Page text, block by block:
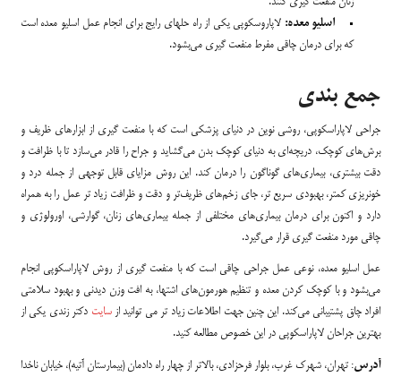
اسلیو معده: لاپاروسکوپی یکی از راه حلهای رایج برای انجام عمل اسلیو معده است
که برای درمان چاقی مفرط منفعت گیری می‌بشود.
جمع بندی
جراحی لاپاراسکوپی، روشی نوین در دنیای پزشکی است که با منفعت گیری از ابزارهای ظریف و
برش‌های کوچک، دریچه‌ای به دنیای کوچک بدن می‌گشاید و جراح را قادر می‌سازد تا با ظرافت و
دقت بیشتری، بیماری‌های گوناگون را درمان کند. این روش مزایای قابل توجهی از جمله درد و
خونریزی کمتر، بهبودی سریع تر، جای زخم‌های ظریف‌تر و دقت و ظرافت زیاد تر عمل را به همراه
دارد و اکنون برای درمان بیماری‌های مختلفی از جمله بیماری‌های زنان، گوارشی، اورولوژی و
چاقی مورد منفعت گیری قرار می‌گیرد.
عمل اسلیو معده، نوعی عمل جراحی چاقی است که با منفعت گیری از روش لاپاراسکوپی انجام
می‌بشود و با کوچک کردن معده و تنظیم هورمون‌های اشتها، به افت وزن دیدنی و بهبود سلامتی
افراد چاق پشتیبانی می‌کند. این چنین جهت اطلاعات زیاد تر می توانید ازسایت دکتر زندی یکی از
بهترین جراحان لاپاراسکوپی در این خصوص مطالعه کنید.
آدرس: تهران، شهرک غرب، بلوار فرحزادی، بالاتر از چهار راه دادمان (بیمارستان آتیه)، خیابان ناخدا